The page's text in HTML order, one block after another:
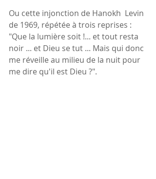
Ou cette injonction de Hanokh  Levin
de 1969, répétée à trois reprises :
"Que la lumière soit !... et tout resta
noir ... et Dieu se tut ... Mais qui donc
me réveille au milieu de la nuit pour
me dire qu'il est Dieu ?".